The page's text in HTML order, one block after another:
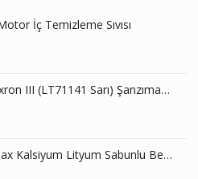
İç Temizleme Sıvısı
Brava ATF Dexron III (LT71141 Sarı) Şanzıman Yağı
Gemaoil Calimax Kalsiyum Lityum Sabunlu Beyaz Gres